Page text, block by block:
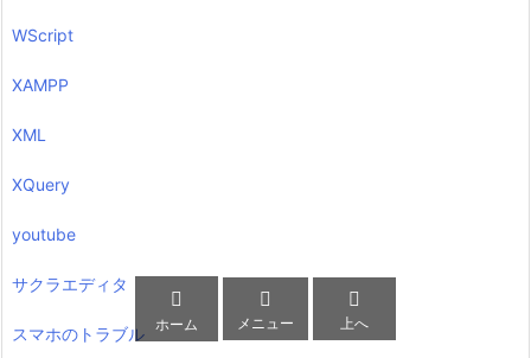
WScript
XAMPP
XML
XQuery
youtube
サクラエディタ
スマホのトラブル

ホーム

メニュー

上へ